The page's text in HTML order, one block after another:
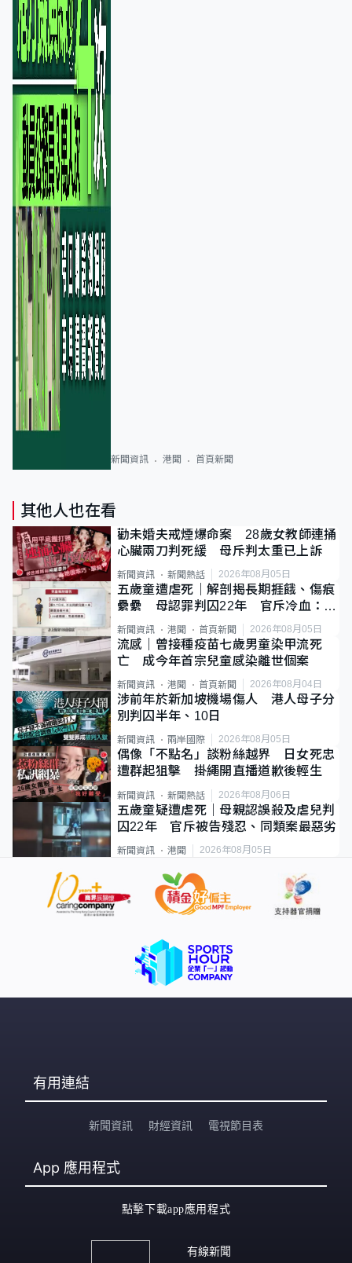
新聞資訊 港聞 首頁新聞
其他人也在看
勸未婚夫戒煙爆命案 28歲女教師連捅
心臟兩刀判死緩 母斥判太重已上訴
新聞資訊 新聞熱話 2026年08月05日
五歲童遭虐死｜解剖揭長期捱餓、傷痕
纍纍 母認罪判囚22年 官斥冷血：同
類案最惡劣
新聞資訊 港聞 首頁新聞 2026年08月05日
流感｜曾接種疫苗七歲男童染甲流死
亡 成今年首宗兒童感染離世個案
新聞資訊 港聞 首頁新聞 2026年08月04日
涉前年於新加坡機場傷人 港人母子分
別判囚半年、10日
新聞資訊 兩岸國際 2026年08月05日
偶像「不點名」談粉絲越界 日女死忠
遭群起狙擊 掛繩開直播道歉後輕生
新聞資訊 新聞熱話 2026年08月06日
五歲童疑遭虐死｜母親認誤殺及虐兒判
囚22年 官斥被告殘忍、同類案最惡劣
新聞資訊 港聞 2026年08月05日
有用連結
新聞資訊 財經資訊 電視節目表
App 應用程式
點擊下載app應用程式
有線新聞